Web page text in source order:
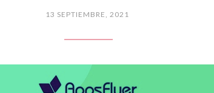
13 SEPTIEMBRE, 2021